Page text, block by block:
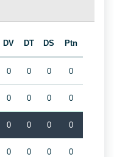
DV DT DS Ptn
0 0 0 0
0 0 0 0
0 0 0 0
0 0 0 0